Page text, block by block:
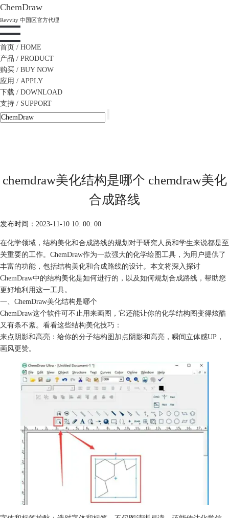
ChemDraw
Revvity 中国区官方代理
首页 / HOME
产品 / PRODUCT
购买 / BUY NOW
应用 / APPLY
下载 / DOWNLOAD
支持 / SUPPORT
chemdraw美化结构是哪个 chemdraw美化
合成路线
发布时间：2023-11-10 10: 00: 00
在化学领域，结构美化和合成路线的规划对于研究人员和学生来说都是至
关重要的工作。ChemDraw作为一款强大的化学绘图工具 ，为用户提供了
丰富的功能，包括结构美化和合成路线的设计。本文将深入探讨
ChemDraw中的结构美化是如何进行的，以及如何规划合成路线，帮助您
更好地利用这一工具。
一、ChemDraw美化结构是哪个
ChemDraw这个软件可不止用来画图，它还能让你的化学结构图变得炫酷
又有条不紊。看看这些结构美化技巧：
来点阴影和高亮：给你的分子结构图加点阴影和高亮，瞬间立体感UP，
画风更赞。